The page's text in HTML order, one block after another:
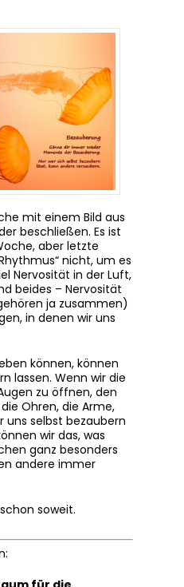
mit einem Bild aus
beschließen. Es ist
aber letzte
nicht, um es
Nervosität in der Luft,
beides – Nervosität
ja zusammen)
in denen wir uns
können, können
lassen. Wenn wir die
zu öffnen, den
Ohren, die Arme,
uns selbst bezaubern
wir das, was
ganz besonders
andere immer
soweit.